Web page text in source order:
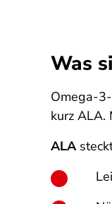
Was
Omega-
kurz ALA.
ALA